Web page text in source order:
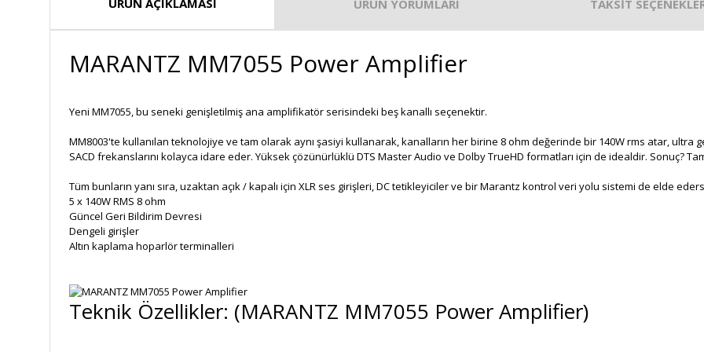
ÜRÜN YORUMLARI TAKSİT
MARANTZ MM7055 Power Amplifier
Yeni MM7055, bu seneki genişletilmiş ana amplifikatör serisindeki beş kanallı seçenektir.
MM8003'te kullanılan teknolojiye ve tam olarak aynı şasiyi kullanarak, kanalların her birine 8 ohm değerinde bir 140W rms atar, ultra
SACD frekanslarını kolayca idare eder. Yüksek çözünürlüklü DTS Master Audio ve Dolby TrueHD formatları için de idealdir. Sonuç?
Tüm bunların yanı sıra, uzaktan açık / kapalı için XLR ses girişleri, DC tetikleyiciler ve bir Marantz kontrol veri yolu sistemi de elde
5 x 140W RMS 8 ohm
Güncel Geri Bildirim Devresi
Dengeli girişler
Altın kaplama hoparlör terminalleri
Teknik Özellikler: (MARANTZ MM7055 Power Amplifier)